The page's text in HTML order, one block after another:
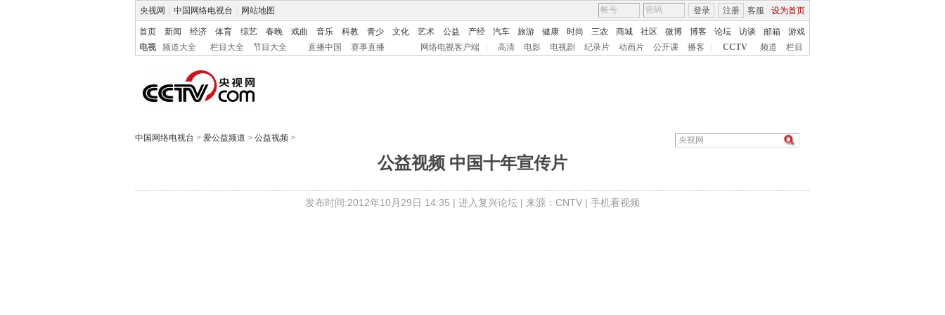
央视网 中国网络电视台 网站地图 客服 设为首页
登录 注册
首页 新闻 经济 体育 综艺 春晚 戏曲 音乐 科教 青少 文化 艺术 公益 产经 汽车 旅游 健康 时尚 三农 商城 社区 微博 博客 论坛 访谈 邮箱
游戏
电视
频道大全 栏目大全 节目大全 直播中国 赛事直播 网络电视客户端 高清 电影 电视剧 纪录片 动画片 公开课 播客 CCTV 频道 栏目
中国网络电视台 > 爱公益频道 > 公益视频 >
公益视频 中国十年宣传片
发布时间:2012年10月29日 14:35 | 进入复兴论坛 | 来源：CNTV | 手机看视频